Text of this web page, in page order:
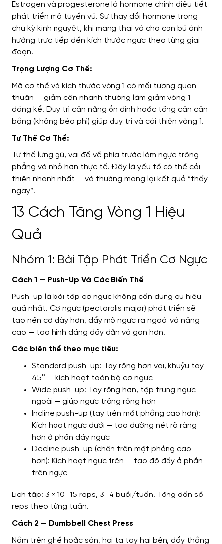
Estrogen và progesterone là hormone chính điều tiết
phát triển mô tuyến vú. Sự thay đổi hormone trong
chu kỳ kinh nguyệt, khi mang thai và cho con bú ảnh
hưởng trực tiếp đến kích thước ngực theo từng giai
đoạn.
Trọng Lượng Cơ Thể:
Mỡ cơ thể và kích thước vòng 1 có mối tương quan
thuận — giảm cân nhanh thường làm giảm vòng 1
đáng kể. Duy trì cân nặng ổn định hoặc tăng cân cân
bằng (không béo phì) giúp duy trì và cải thiện vòng 1.
Tư Thế Cơ Thể:
Tư thế lưng gù, vai đổ về phía trước làm ngực trông
phẳng và nhỏ hơn thực tế. Đây là yếu tố có thể cải
thiện nhanh nhất — và thường mang lại kết quả “thấy
ngay”.
13 Cách Tăng Vòng 1 Hiệu
Quả
Nhóm 1: Bài Tập Phát Triển Cơ Ngực
Cách 1 — Push-Up Và Các Biến Thể
Push-up là bài tập cơ ngực không cần dụng cụ hiệu
quả nhất. Cơ ngực (pectoralis major) phát triển sẽ
tạo nền cơ dày hơn, đẩy mô ngực ra ngoài và nâng
cao — tạo hình dáng đầy đặn và gọn hơn.
Các biến thể theo mục tiêu:
Standard push-up: Tay rộng hơn vai, khuỷu tay
45° — kích hoạt toàn bộ cơ ngực
Wide push-up: Tay rộng hơn, tập trung ngực
ngoài — giúp ngực trông rộng hơn
Incline push-up (tay trên mặt phẳng cao hơn):
Kích hoạt ngực dưới — tạo đường nét rõ ràng
hơn ở phần đáy ngực
Decline push-up (chân trên mặt phẳng cao
hơn): Kích hoạt ngực trên — tạo độ đầy ở phần
trên ngực
Lịch tập: 3 × 10–15 reps, 3–4 buổi/tuần. Tăng dần số
reps theo từng tuần.
Cách 2 — Dumbbell Chest Press
Nằm trên ghế hoặc sàn, hai tạ tay hai bên, đẩy thẳng